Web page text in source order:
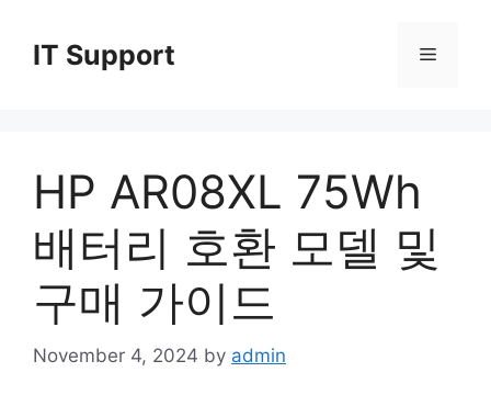
contentIT Support Menu
HP AR08XL 75Wh
배터리 호환 모델 및
구매 가이드
November 4, 2024 by admin